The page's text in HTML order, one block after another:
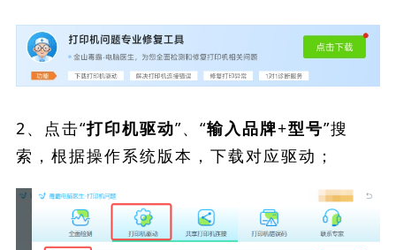
2、点击“打印机驱动”、“输入品牌+型号”搜
索，根据操作系统版本，下载对应驱动；